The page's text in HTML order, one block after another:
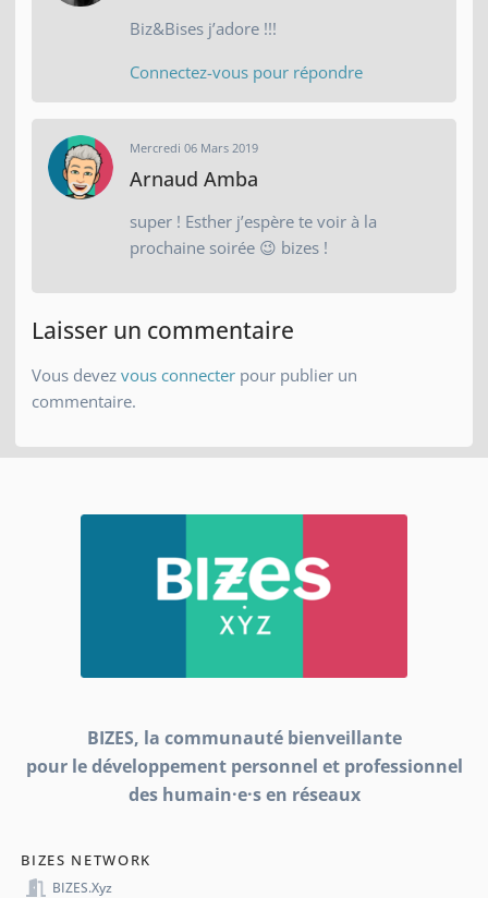
Biz&Bises j’adore !!!
Connectez-vous pour répondre
Mercredi 06 Mars 2019
Arnaud Amba
super ! Esther j’espère te voir à la
prochaine soirée 😉 bizes !
Laisser un commentaire
Vous devezvous connecter pour publier un
commentaire.
BIZES, la communauté bienveillante
pour le développement personnel et professionnel
des humain·e·s en réseaux
BIZES NETWORK
BIZES.xyz